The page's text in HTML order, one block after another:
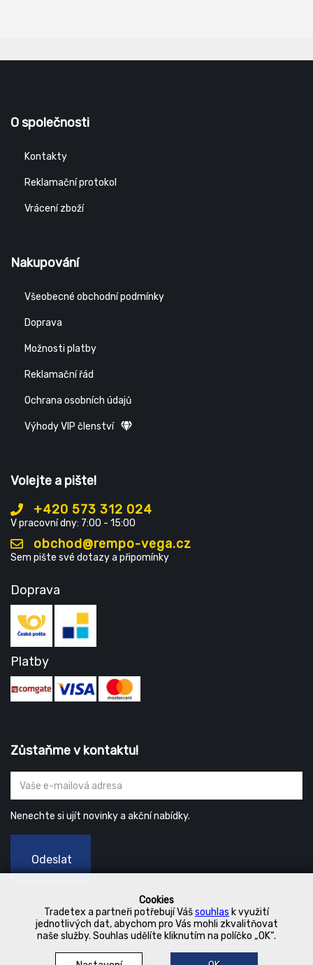
Cookies
Tradetex a partneři potřebují Vášsouhlas k využití
jednotlivých dat, abychom pro Vás mohli zkvalitňovat
naše služby. Souhlas udělíte kliknutím na políčko „OK“.
O společnosti
Kontakty
Reklamační protokol
Vrácení zboží
Nakupování
Všeobecné obchodní podmínky
Doprava
Možnosti platby
Reklamační řád
Ochrana osobních údajů
Výhody VIP členství
Volejte a pište!
+420 573 312 024
V pracovní dny: 7:00 - 15:00
obchod@rempo-vega.cz
Sem pište své dotazy a připomínky
Doprava
Platby
Zůstaňme v kontaktu!
Nenechte si ujít novinky a akční nabídky.
Odeslat